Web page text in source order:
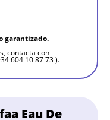
Eau De
garantizado.
contacta con
604 10 87 73 ).